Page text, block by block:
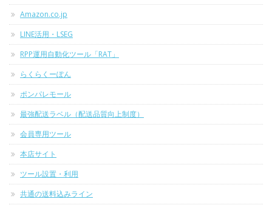
Amazon.co.jp
LINE活用・LSEG
RPP運用自動化ツール「RAT」
らくらくーぽん
ポンパレモール
最強配送ラベル（配送品質向上制度）
会員専用ツール
本店サイト
ツール設置・利用
共通の送料込みライン